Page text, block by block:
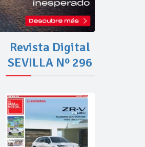
Revista Digital
SEVILLA Nº 296